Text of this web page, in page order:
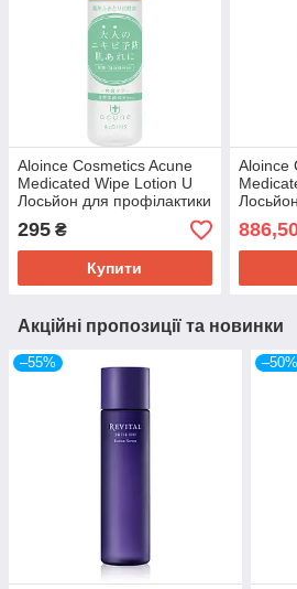
Aloince Cosmetics Acune
Medicated Wipe Lotion U
Лосьйон для профілактики
акне у дорослих, 50 мл
295 ₴
Купити
Aloince
акне у
Акційні пропозиції та новинки
–55% –50%